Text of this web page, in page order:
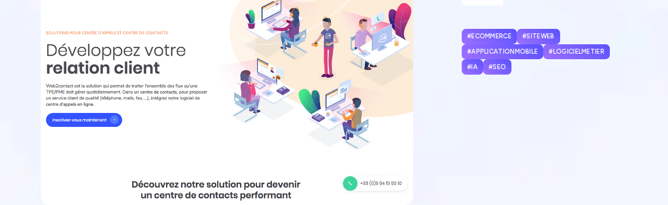
#ECOMMERCE #SITEWEB
#APPLICATIONMOBILE #LOGICIELMETIER
#IA #SEO